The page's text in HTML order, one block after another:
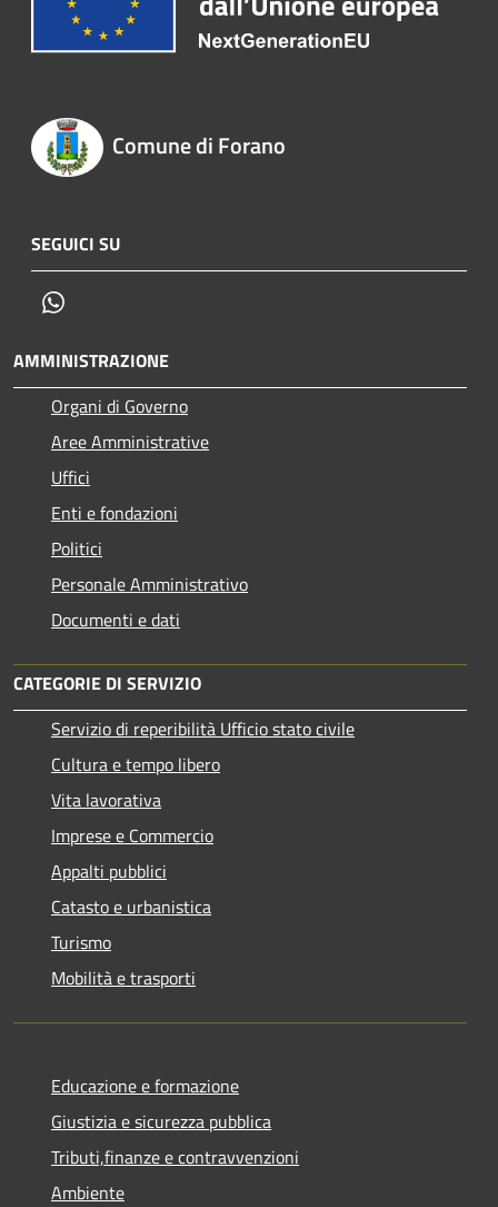
Comune di Forano
SEGUICI SU
AMMINISTRAZIONE
Organi di Governo
Aree Amministrative
Uffici
Enti e fondazioni
Politici
Personale Amministrativo
Documenti e dati
CATEGORIE DI SERVIZIO
Servizio di reperibilità Ufficio stato civile
Cultura e tempo libero
Vita lavorativa
Imprese e Commercio
Appalti pubblici
Catasto e urbanistica
Turismo
Mobilità e trasporti
Educazione e formazione
Giustizia e sicurezza pubblica
Tributi,finanze e contravvenzioni
Ambiente